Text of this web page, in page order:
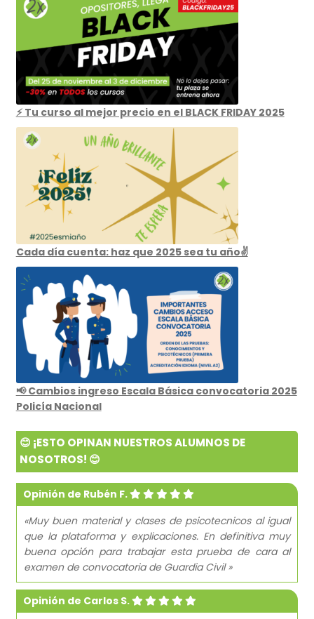
⚡ Tu curso al mejor precio en el BLACK FRIDAY 2025
Cada día cuenta: haz que 2025 sea tu año✌️
📢 Cambios ingreso Escala Básica convocatoria 2025
Policía Nacional
😊 ¡ESTO OPINAN NUESTROS ALUMNOS DE
NOSOTROS! 😊
Opinión de Rubén F.
«Muy buen material y clases de psicotecnicos al igual
que la plataforma y explicaciones. En definitiva muy
buena opción para trabajar esta prueba de cara al
examen de convocatoria de Guardia Civil »
Opinión de Carlos S.